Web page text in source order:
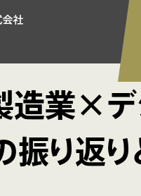
造業×デ
振り返